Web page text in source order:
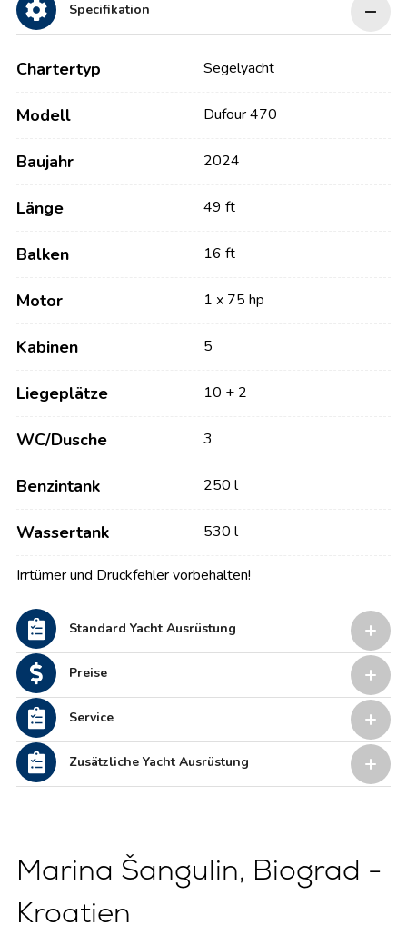
Specifikation
Chartertyp Segelyacht
Modell Dufour 470
Baujahr 2024
Länge 49 ft
Balken 16 ft
Motor 1 x 75 hp
Kabinen 5
Liegeplätze 10 + 2
WC/Dusche 3
Benzintank 250 l
Wassertank 530 l
Irrtümer und Druckfehler vorbehalten!
Standard Yacht Ausrüstung
Preise
Service
Zusätzliche Yacht Ausrüstung
Marina Šangulin, Biograd -
Kroatien